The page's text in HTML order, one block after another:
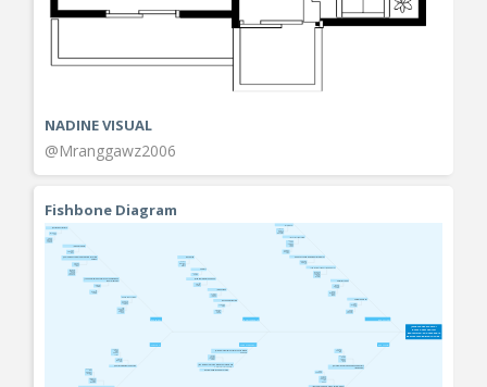
NADINE VISUAL
@Mranggawz2006
Fishbone Diagram